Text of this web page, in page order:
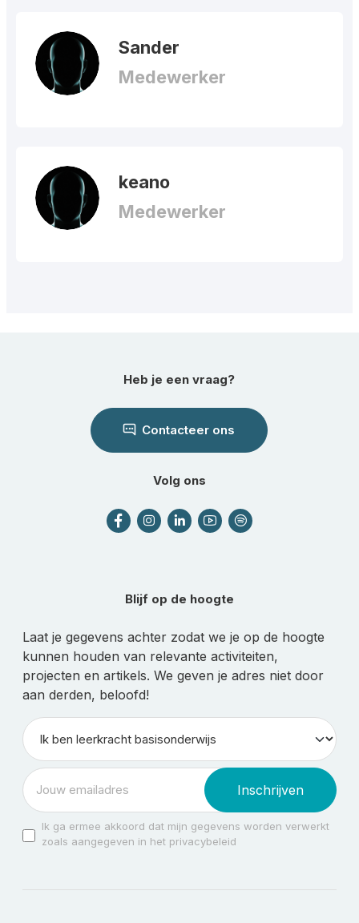
Sander
Medewerker
keano
Medewerker
Heb je een vraag?
Contacteer ons
Volg ons
Blijf op de hoogte
Laat je gegevens achter zodat we je op de hoogte
kunnen houden van relevante activiteiten,
projecten en artikels. We geven je adres niet door
aan derden, beloofd!
Inschrijven
Ik ga ermee akkoord dat mijn gegevens worden verwerkt
zoals aangegeven in het privacybeleid